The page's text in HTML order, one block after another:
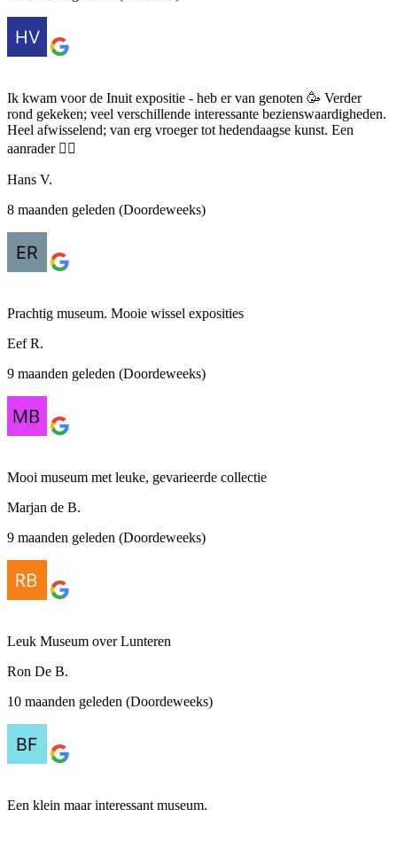
Ik kwam voor de Inuit expositie - heb er van genoten 🥳 Verder
rond gekeken; veel verschillende interessante bezienswaardigheden.
Heel afwisselend; van erg vroeger tot hedendaagse kunst. Een
aanrader 👍🏽
Hans V.
8 maanden geleden (Doordeweeks)
Prachtig museum. Mooie wissel exposities
Eef R.
9 maanden geleden (Doordeweeks)
Mooi museum met leuke, gevarieerde collectie
Marjan de B.
9 maanden geleden (Doordeweeks)
Leuk Museum over Lunteren
Ron De B.
10 maanden geleden (Doordeweeks)
Een klein maar interessant museum.